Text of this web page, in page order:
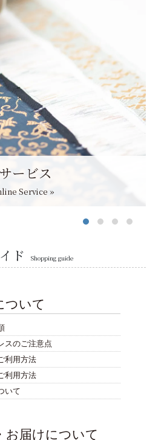
ービス
Service »
ド Shopping guide
ついて
スのご注意点
利用方法
利用方法
いて
お届けについて